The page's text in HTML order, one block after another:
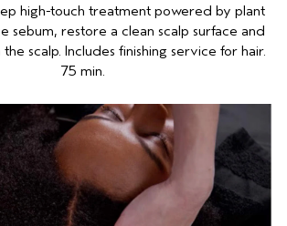
high-touch treatment powered by plant
sebum, restore a clean scalp surface and
scalp. Includes finishing service for hair.
75 min.